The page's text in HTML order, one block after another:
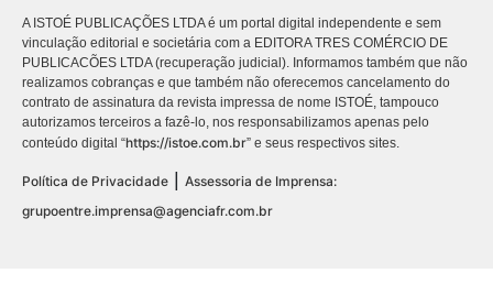
A ISTOÉ PUBLICAÇÕES LTDA é um portal digital independente e sem
vinculação editorial e societária com a EDITORA TRES COMÉRCIO DE
PUBLICACÕES LTDA (recuperação judicial). Informamos também que não
realizamos cobranças e que também não oferecemos cancelamento do
contrato de assinatura da revista impressa de nome ISTOÉ, tampouco
autorizamos terceiros a fazê-lo, nos responsabilizamos apenas pelo
conteúdo digital “https://istoe.com.br” e seus respectivos sites.
Política de Privacidade
Assessoria de Imprensa:
grupoentre.imprensa@agenciafr.com.br